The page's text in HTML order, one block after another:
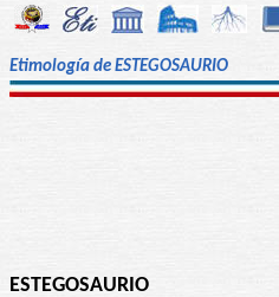
Etimología de ESTEGOSAURIO
ESTEGOSAURIO